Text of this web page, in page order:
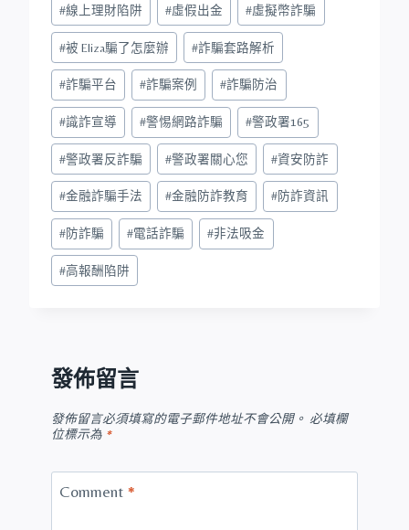
#線上理財陷阱 #虛假出金 #虛擬幣詐騙
#被 Eliza騙了怎麼辦 #詐騙套路解析
#詐騙平台 #詐騙案例 #詐騙防治
#識詐宣導 #警惕網路詐騙 #警政署165
#警政署反詐騙 #警政署關心您 #資安防詐
#金融詐騙手法 #金融防詐教育 #防詐資訊
#防詐騙 #電話詐騙 #非法吸金
#高報酬陷阱
發佈留言
發佈留言必須填寫的電子郵件地址不會公開。 必填欄
位標示為 *
Comment *